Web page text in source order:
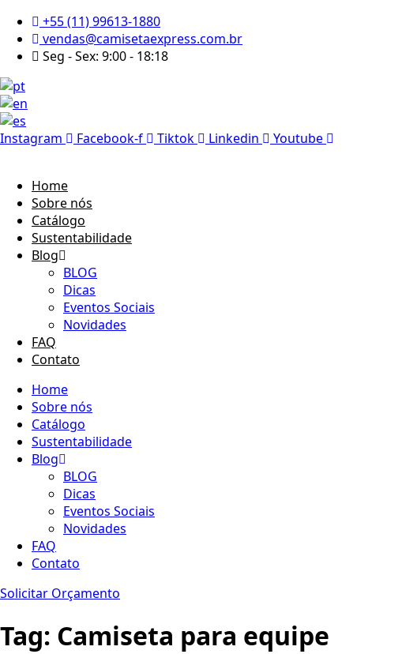
para
conteúdo
+55 (11) 99613-1880
vendas@camisetaexpress.com.br
Seg - Sex: 9:00 - 18:18
Instagram Facebook-f Tiktok Linkedin Youtube
Home
Sobre nós
Catálogo
Sustentabilidade
Blog
BLOG
Dicas
Eventos Sociais
Novidades
FAQ
Contato
Home
Sobre nós
Catálogo
Sustentabilidade
Blog
BLOG
Dicas
Eventos Sociais
Novidades
FAQ
Contato
Solicitar Orçamento
Tag: Camiseta para equipe